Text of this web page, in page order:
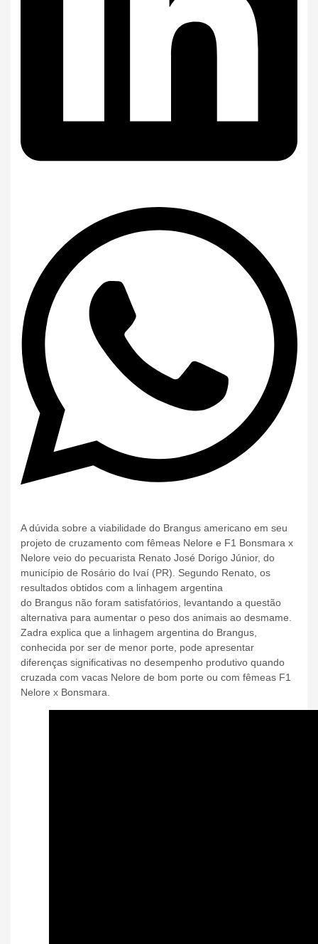
A dúvida sobre a viabilidade do Brangus americano em seu
projeto de cruzamento com fêmeas Nelore e F1 Bonsmara x
Nelore veio do pecuarista Renato José Dorigo Júnior, do
município de Rosário do Ivaí (PR). Segundo Renato, os
resultados obtidos com a linhagem argentina
do Brangus não foram satisfatórios, levantando a questão
alternativa para aumentar o peso dos animais ao desmame.
Zadra explica que a linhagem argentina do Brangus,
conhecida por ser de menor porte, pode apresentar
diferenças significativas no desempenho produtivo quando
cruzada com vacas Nelore de bom porte ou com fêmeas F1
Nelore x Bonsmara.